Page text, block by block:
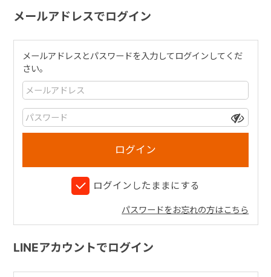
メールアドレスでログイン
メールアドレスとパスワードを入力してログインしてくだ
さい。
ログインしたままにする
パスワードをお忘れの方はこちら
LINEアカウントでログイン